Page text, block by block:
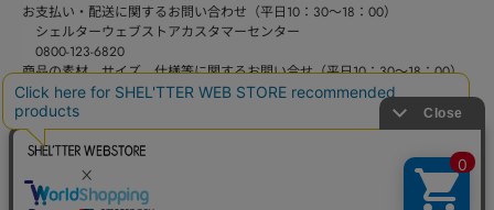
お支払い・配送に関するお問い合わせ（平日10：30～18：00）
シェルターウェブストアカスタマーセンター
0800-123-6820
商品の素材、サイズ、仕様等に関するお問い合せ（平日10：30～18：00）
バロックジャパンリミテッドコールセンター
03-6730-9191
BAROQUE JAPAN LIMITED